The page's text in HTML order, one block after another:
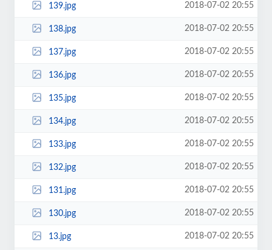
139.jpg 2018-07-02 20:55
138.jpg 2018-07-02 20:55
137.jpg 2018-07-02 20:55
136.jpg 2018-07-02 20:55
135.jpg 2018-07-02 20:55
134.jpg 2018-07-02 20:55
133.jpg 2018-07-02 20:55
132.jpg 2018-07-02 20:55
131.jpg 2018-07-02 20:55
130.jpg 2018-07-02 20:55
13.jpg 2018-07-02 20:55